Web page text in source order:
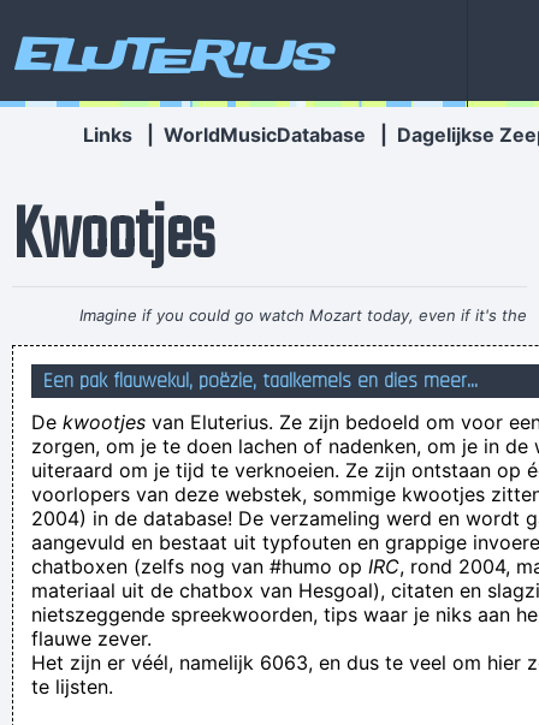
Eluterius
Links WorldMusicDatabase Dagelijkse
Kwootjes
Imagine if you could go watch Mozart today, even if it's the
last, crappiest show he ever played. What a thrill that would
be.~ Roger Daltrey
snor, trui met geknoopte mouwen over de schouders
gehangen en een coupe-soleil... da´s een score van 75% op
de Gay-O-Meter Pedro!
racing is life.everything in between is just waiting.
haast en spoed geven zweet en bloed
balakuglaflab!
de school zou de grondwet en de internationale mens- en
Een pak flauwekul, poëzie, taalkemels en dies meer...
De kwootjes van Eluterius. Ze zijn bedoeld om voor
zorgen, om je te doen lachen of nadenken, om je in de
uiteraard om je tijd te verknoeien. Ze zijn ontstaan op
voorlopers van deze webstek, sommige kwootjes
2004) in de database! De verzameling werd en wordt
aangevuld en bestaat uit typfouten en grappige
chatboxen (zelfs nog van #humo op IRC, rond 2004,
materiaal uit de chatbox van Hesgoal), citaten en
nietszeggende spreekwoorden, tips waar je niks aan
flauwe zever.
Het zijn er véél, namelijk 6063, en dus te veel om hier
te lijsten.